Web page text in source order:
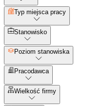
Typ miejsca pracy
Stanowisko
Poziom stanowiska
Pracodawca
Wielkość firmy